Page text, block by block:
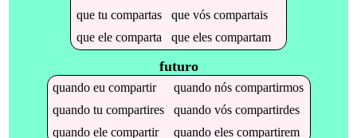
que tu compartas que vós compartais
que ele comparta que eles compartam
futuro
quandoeucompartir quandonóscompartirmos
quandotucompartires quandovóscompartirdes
quandoelecompartir quandoelescompartirem